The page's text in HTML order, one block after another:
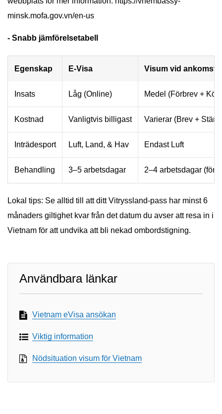
minsk.mofa.gov.vn/en-us
- Snabb jämförelsetabell
Egenskap E-Visa Visum vid ankomst
Insats Låg (Online) Medel (Förbrev + Kö)
Kostnad Vanligtvis billigast Varierar (Brev +
Inträdesport Luft, Land, & Hav Endast Luft
Behandling 3–5 arbetsdagar 2–4 arbetsdagar (för
Lokal tips: Se alltid till att ditt Vitryssland-pass har minst 6
månaders giltighet kvar från det datum du avser att resa in i
Vietnam för att undvika att bli nekad ombordstigning.
Användbara länkar
Vietnam eVisa ansökan
Viktig information
Nödsituation visum för Vietnam